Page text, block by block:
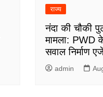
राज्य
नंदा की चौकी
मामला: PWD
सवाल निर्माण
admin